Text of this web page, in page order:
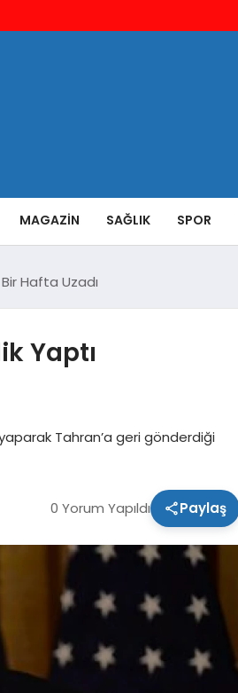
MAGAZIN SAĞLIK SPOR
Hafta Uzadı
Yaptı
Tahran’a geri gönderdiği
0 Yorum Yapıldı Paylaş